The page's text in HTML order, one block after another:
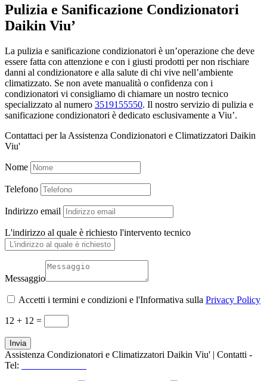
Pulizia e Sanificazione Condizionatori
Daikin Viu’
La pulizia e sanificazione condizionatori è un’operazione che deve
essere fatta con attenzione e con i giusti prodotti per non rischiare
danni al condizionatore e alla salute di chi vive nell’ambiente
climatizzato. Se non avete manualità o confidenza con i
condizionatori vi consigliamo di chiamare un nostro tecnico
specializzato al numero 3519155550. Il nostro servizio di pulizia e
sanificazione condizionatori è dedicato esclusivamente a Viu’.
Contattaci per la Assistenza Condizionatori e Climatizzatori Daikin
Viu'
Nome
Telefono
Indirizzo email
L'indirizzo al quale è richiesto l'intervento tecnico
Messaggio
Accetti i termini e condizioni e l'Informativa sulla Privacy Policy
12 + 12 =
Invia
Assistenza Condizionatori e Climatizzatori Daikin Viu' | Contatti -
Tel: